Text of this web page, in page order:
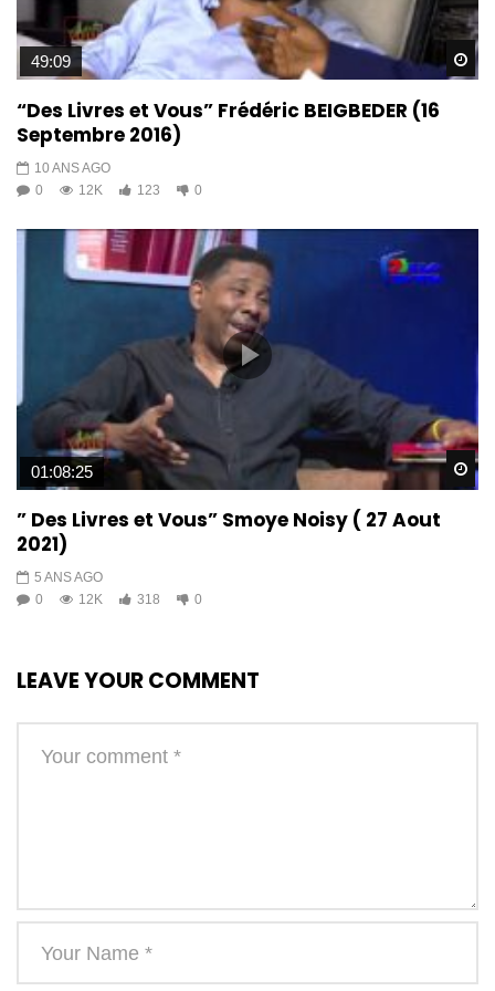
49:09
“Des Livres et Vous” Frédéric BEIGBEDER (16
Septembre 2016)
10 ANS AGO
0
12K 123 0
01:08:25
” Des Livres et Vous” Smoye Noisy ( 27 Aout
2021)
5 ANS AGO
0
12K 318 0
LEAVE YOUR COMMENT